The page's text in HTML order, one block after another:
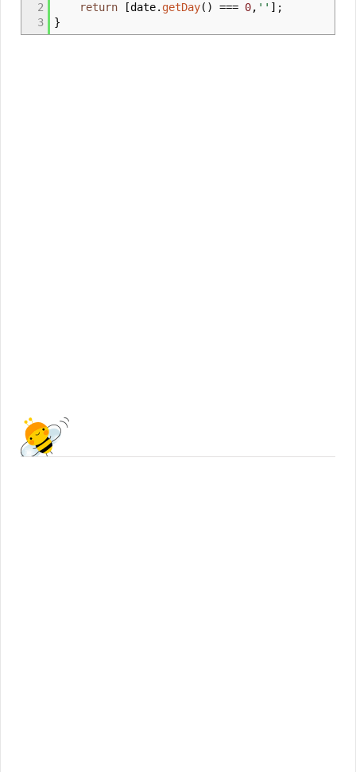
2
3
return
[date. getDay( ) === 0, '' ] ;
}